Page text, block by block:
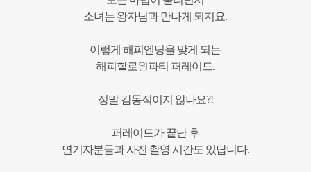
소녀는 왕자님과 만나게 되지요.
이렇게 해피엔딩을 맞게 되는
해피할로윈파티 퍼레이드.
정말 감동적이지 않나요?!
퍼레이드가 끝난 후
연기자분들과 사진 촬영 시간도 있답니다.